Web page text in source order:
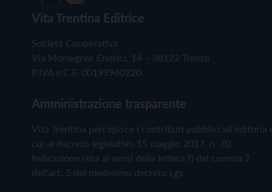
Vita Trentina Editrice
Società Cooperativa
Via Monsignor Endrici, 14 – 38122 Trento
P.IVA e C.F. 00199960220
Amministrazione trasparente
Vita Trentina percepisce i contributi pubblici all'editoria
cui al decreto legislativo 15 maggio 2017, n. 70.
Indicazione resa ai sensi della lettera f) del comma 2
dell'art. 5 del medesimo decreto Lgs.